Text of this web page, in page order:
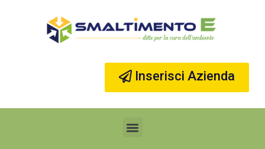
Inserisci Azienda